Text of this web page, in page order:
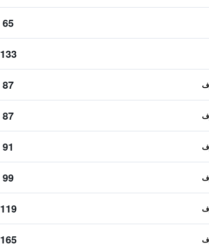
65 ﷼
133 ﷼
87 ﷼
87 ﷼
91 ﷼
99 ﷼
119 ﷼
165 ﷼